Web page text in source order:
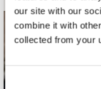
our site with our
combine it with
collected from your
Consent